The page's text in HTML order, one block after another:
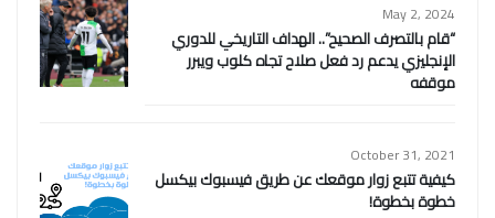
May 2, 2024
“قام بالتصرف الصحيح”.. الهداف التاريخي للدوري
الإنجليزي يدعم رد فعل صلاح تجاه كلوب ويبرر
موقفه
October 31, 2021
كيفية تتبع زوار موقعك عن طريق فيسبوك بيكسل
خطوة بخطوة!